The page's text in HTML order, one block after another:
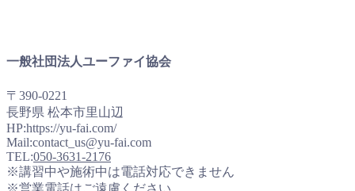
一般社団法人ユーファイ協会
〒390-0221
長野県 松本市里山辺
HP:https://yu-fai.com/
Mail:contact_us@yu-fai.com
TEL:050-3631-2176
※講習中や施術中は電話対応できません
※営業電話はご遠慮ください